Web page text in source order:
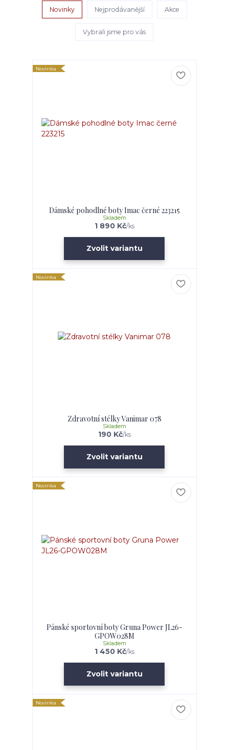
Novinky Nejprodávanější Akce
Vybrali jsme pro vás
Novinka
Dámské pohodlné boty Imac černé 223215
1 890 Kč/ks
Skladem
Zvolit variantu
Novinka
Zdravotní stélky Vanimar 078
190 Kč/ks
Skladem
Zvolit variantu
Novinka
Pánské sportovní boty Gruna Power JL26-
GPOW028M
1 450 Kč/ks
Skladem
Zvolit variantu
Novinka